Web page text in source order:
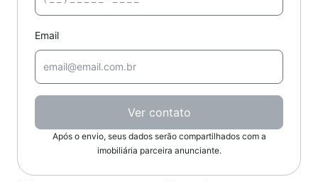
Email
Ver contato
Após o envio, seus dados serão compartilhados com a
imobiliária parceira anunciante.